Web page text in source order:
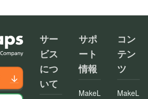
サー
ビス
につ
いて
サポ
ート
情報
MakeL
コン
テン
ツ
MakeL